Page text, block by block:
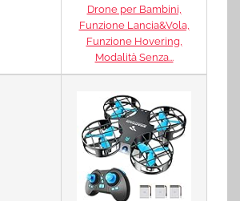
Drone per Bambini,
Funzione Lancia&Vola,
Funzione Hovering,
Modalità Senza...